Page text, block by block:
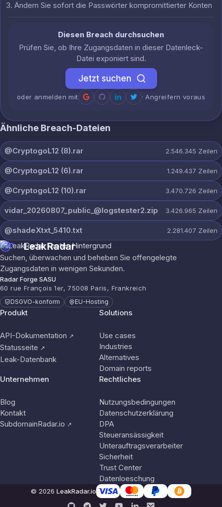
Ändern Sie sofort die Passwörter kompromittierter Konten
Diesen Breach durchsuchen
Prüfen Sie, ob Ihre Zugangsdaten in dieser Datenleck-
Datei exponiert sind.
Jetzt suchen
oder anmelden mit · Angreifern voraus
Ähnliche Breach-Dateien
@CryptogoL12 (8).rar 2.546.345 Zeilen
@CryptogoL12 (6).rar 1.249.437 Zeilen
@CryptogoL12 (10).rar 3.470.726 Zeilen
vidar_20260807_public_@logstester2.zip 3.426.965 Zeilen
@shadeXtxt_5410.txt 2.281.407 Zeilen
LeakRadar
Suchen, überwachen und beheben Sie offengelegte
Zugangsdaten in wenigen Sekunden.
Radar Forge SASU
60 rue François 1er, 75008 Paris, Frankreich
DSGVO-konform EU-Hosting
Produkt
API-Dokumentation ↗
Statusseite ↗
Leak-Datenbank
Solutions
Use cases
Industries
Alternatives
Domain reports
Unternehmen
Blog
Kontakt
SubdomainRadar.io ↗
Rechtliches
Nutzungsbedingungen
Datenschutzerklärung
DPA
Steueransässigkeit
Unterauftragsverarbeiter
Sicherheit
Trust Center
Datenloeschung
© 2026 LeakRadar.io